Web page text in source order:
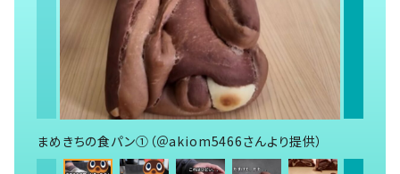
まめきちの食パン①（＠akiom5466さんより提供）